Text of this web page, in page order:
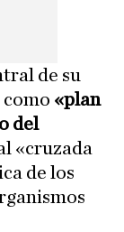
de su
«plan
del
«cruzada
de los